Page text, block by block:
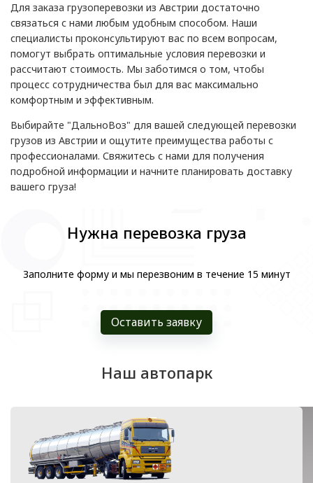
Для заказа грузоперевозки из Австрии достаточно
связаться с нами любым удобным способом. Наши
специалисты проконсультируют вас по всем вопросам,
помогут выбрать оптимальные условия перевозки и
рассчитают стоимость. Мы заботимся о том, чтобы
процесс сотрудничества был для вас максимально
комфортным и эффективным.
Выбирайте "ДальноВоз" для вашей следующей перевозки
грузов из Австрии и ощутите преимущества работы с
профессионалами. Свяжитесь с нами для получения
подробной информации и начните планировать доставку
вашего груза!
Нужна перевозка груза
Заполните форму и мы перезвоним в течение 15 минут
Оставить заявку
Наш автопарк